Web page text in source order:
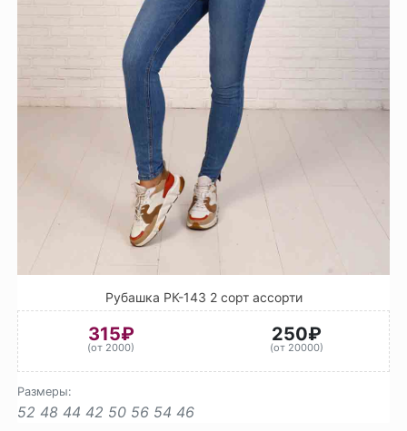
Рубашка РК-143 2 сорт ассорти
315₽
(от 2000)
250₽
(от 20000)
Размеры:
52 48 44 42 50 56 54 46